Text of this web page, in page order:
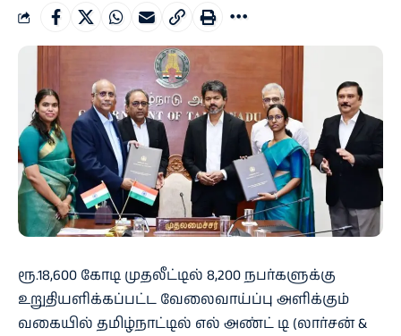
ரூ.18,600 கோடி முதலீட்டில் 8,200 நபர்களுக்கு
உறுதியளிக்கப்பட்ட வேலைவாய்ப்பு அளிக்கும்
வகையில் தமிழ்நாட்டில் எல் அண்ட் டி (லார்சன் &